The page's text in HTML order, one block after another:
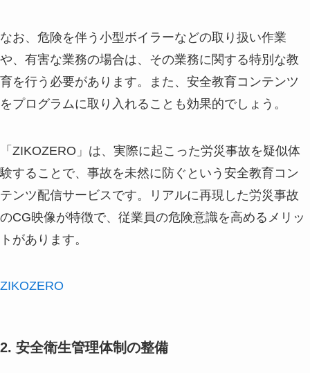
なお、危険を伴う小型ボイラーなどの取り扱い作業
や、有害な業務の場合は、その業務に関する特別な教
育を行う必要があります。また、安全教育コンテンツ
をプログラムに取り入れることも効果的でしょう。
「ZIKOZERO」は、実際に起こった労災事故を疑似体
験することで、事故を未然に防ぐという安全教育コン
テンツ配信サービスです。リアルに再現した労災事故
のCG映像が特徴で、従業員の危険意識を高めるメリッ
トがあります。
ZIKOZERO
2. 安全衛生管理体制の整備